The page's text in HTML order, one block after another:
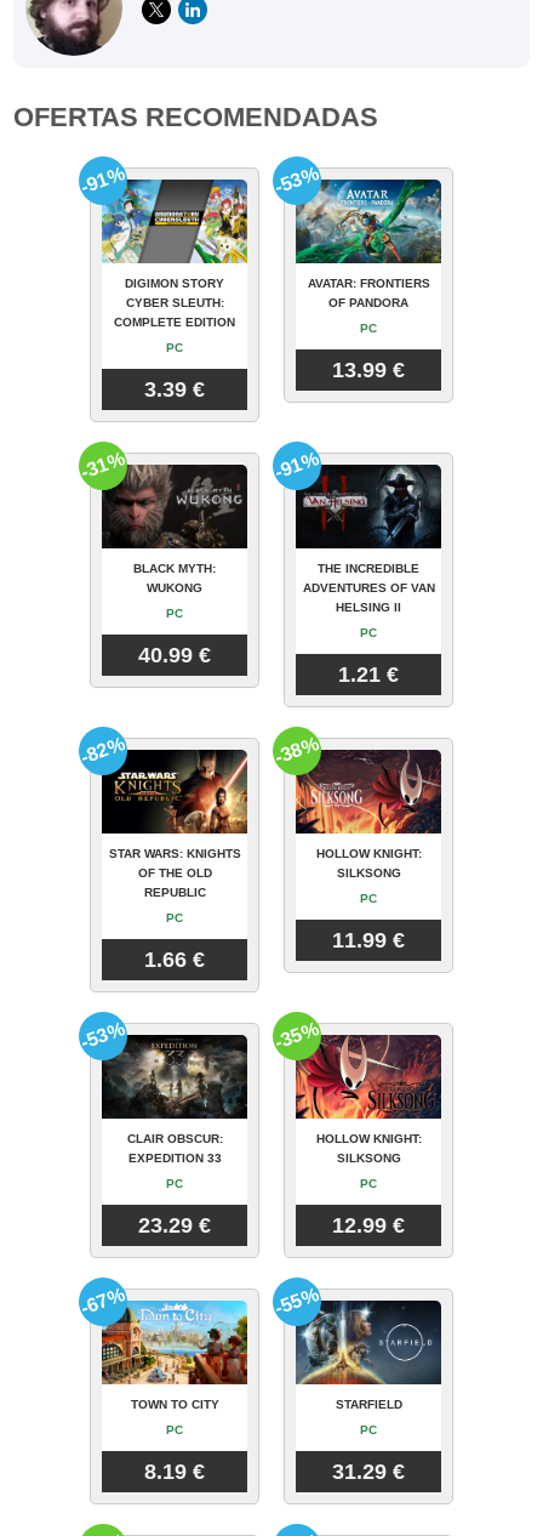
OFERTAS RECOMENDADAS
DIGIMON STORY
CYBER SLEUTH:
COMPLETE EDITION
PC
3.39 €
-91%
AVATAR: FRONTIERS
OF PANDORA
PC
13.99 €
-53%
BLACK MYTH:
WUKONG
PC
40.99 €
-31%
THE INCREDIBLE
ADVENTURES OF VAN
HELSING II
PC
1.21 €
-91%
STAR WARS: KNIGHTS
OF THE OLD
REPUBLIC
PC
1.66 €
-82%
HOLLOW KNIGHT:
SILKSONG
PC
11.99 €
-38%
CLAIR OBSCUR:
EXPEDITION 33
PC
23.29 €
-53%
HOLLOW KNIGHT:
SILKSONG
PC
12.99 €
-35%
TOWN TO CITY
PC
8.19 €
-67%
STARFIELD
PC
31.29 €
-55%